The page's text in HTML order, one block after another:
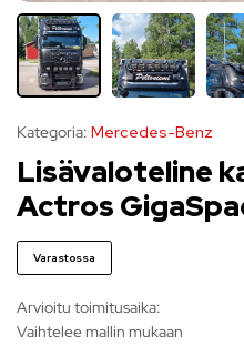
Kategoria: Mercedes-Benz
Lisävaloteline
Actros
Varastossa
Arvioitu toimitusaika:
Vaihtelee mallin mukaan